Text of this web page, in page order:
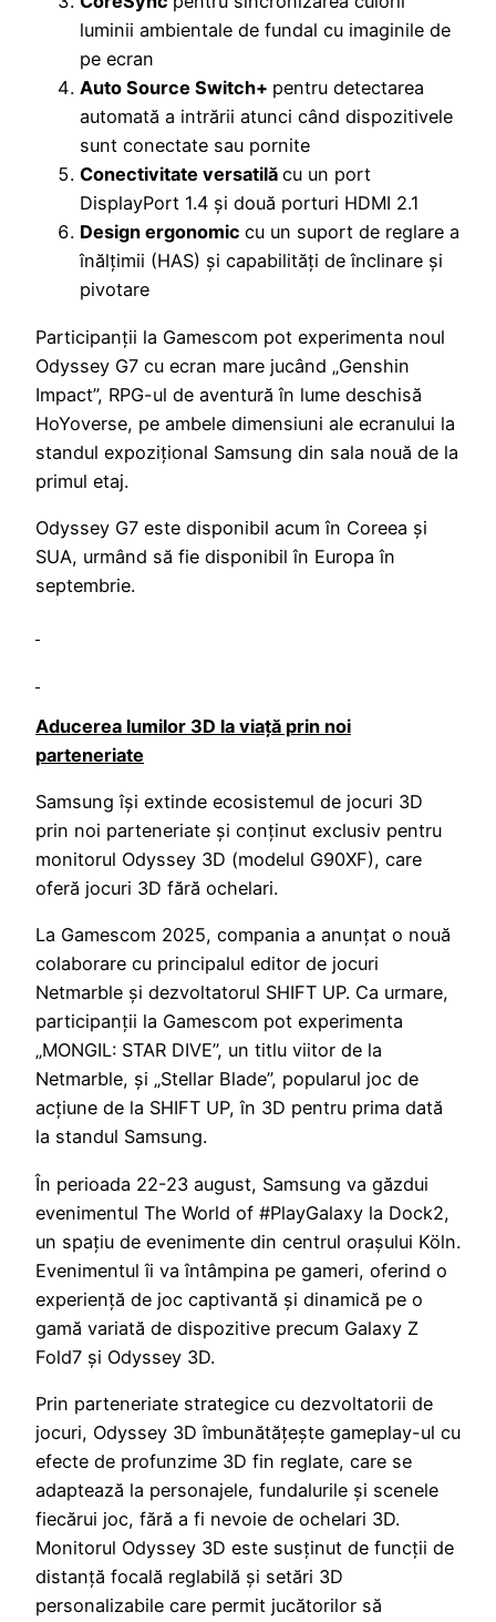
luminii ambientale de fundal cu imaginile de
pe ecran
Auto Source Switch+ pentru detectarea
automată a intrării atunci când dispozitivele
sunt conectate sau pornite
Conectivitate versatilă cu un port
DisplayPort 1.4 și două porturi HDMI 2.1
Design ergonomic cu un suport de reglare a
înălțimii (HAS) și capabilități de înclinare și
pivotare
Participanții la Gamescom pot experimenta noul
Odyssey G7 cu ecran mare jucând „Genshin
Impact”, RPG-ul de aventură în lume deschisă
HoYoverse, pe ambele dimensiuni ale ecranului la
standul expozițional Samsung din sala nouă de la
primul etaj.
Odyssey G7 este disponibil acum în Coreea și
SUA, urmând să fie disponibil în Europa în
septembrie.
Aducerea lumilor 3D la viață prin noi
parteneriate
Samsung își extinde ecosistemul de jocuri 3D
prin noi parteneriate și conținut exclusiv pentru
monitorul Odyssey 3D (modelul G90XF), care
oferă jocuri 3D fără ochelari.
La Gamescom 2025, compania a anunțat o nouă
colaborare cu principalul editor de jocuri
Netmarble și dezvoltatorul SHIFT UP. Ca urmare,
participanții la Gamescom pot experimenta
„MONGIL: STAR DIVE”, un titlu viitor de la
Netmarble, și „Stellar Blade”, popularul joc de
acțiune de la SHIFT UP, în 3D pentru prima dată
la standul Samsung.
În perioada 22-23 august, Samsung va găzdui
evenimentul The World of #PlayGalaxy la Dock2,
un spațiu de evenimente din centrul orașului Köln.
Evenimentul îi va întâmpina pe gameri, oferind o
experiență de joc captivantă și dinamică pe o
gamă variată de dispozitive precum Galaxy Z
Fold7 și Odyssey 3D.
Prin parteneriate strategice cu dezvoltatorii de
jocuri, Odyssey 3D îmbunătățește gameplay-ul cu
efecte de profunzime 3D fin reglate, care se
adaptează la personajele, fundalurile și scenele
fiecărui joc, fără a fi nevoie de ochelari 3D.
Monitorul Odyssey 3D este susținut de funcții de
distanță focală reglabilă și setări 3D
personalizabile care permit jucătorilor să